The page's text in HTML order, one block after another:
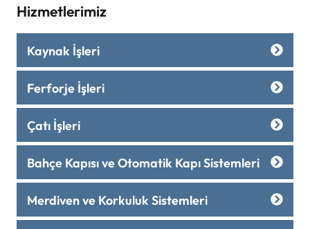
Hizmetlerimiz
Kaynak İşleri
Ferforje İşleri
Çatı İşleri
Bahçe Kapısı ve Otomatik Kapı Sistemleri
Merdiven ve Korkuluk Sistemleri